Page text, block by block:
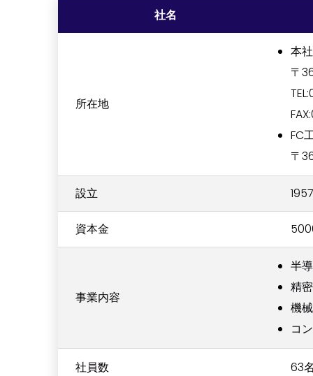
社名
所在地
本
〒
FC
〒
設立
資本金
事業内容
半
精
機
コ
社員数 63